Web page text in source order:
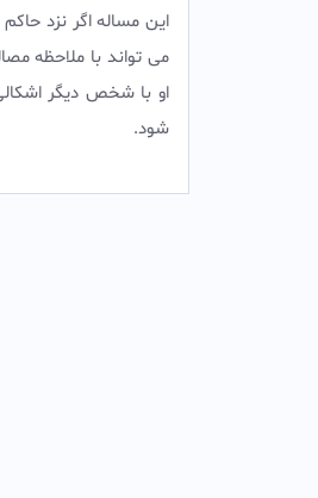
این مساله اگر نزد
مى تواند با ملاحظه
او با شخص دیگر
شود.‌